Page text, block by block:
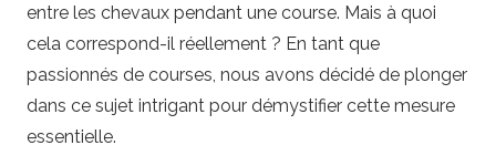
t
–
C
entre les chevaux pendant une course. Mais à quoi
cela correspond-il réellement ? En tant que
passionnés de courses, nous avons décidé de plonger
dans ce sujet intrigant pour démystifier cette mesure
essentielle.